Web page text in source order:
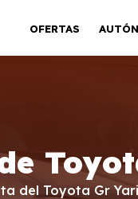
OFERTAS
del Toyota Gr